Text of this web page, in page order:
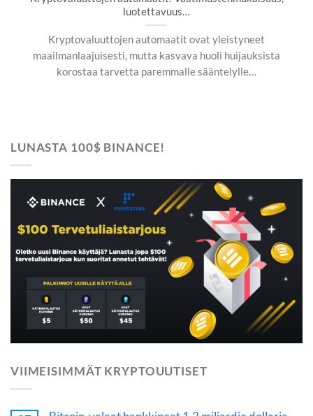
luotettavuus…
Kryptovaluuttojen automaatit ovat yleistyneet
maailmanlaajuisesti, mutta kasvava huoli huijauksista
korostaa tarvetta paremmalle sääntelylle…
LUNASTA 100$ BINANCE!
VIIMEISIMMÄT KRYPTOUUTISET